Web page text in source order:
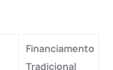
Financiamento
Tradicional